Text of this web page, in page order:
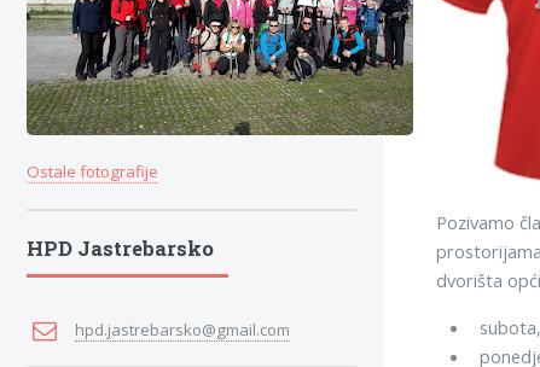
Pozivamo
dvorišta
Ostale fotografije
HPD Jastrebarsko
hpd.jastrebarsko@gmail.com